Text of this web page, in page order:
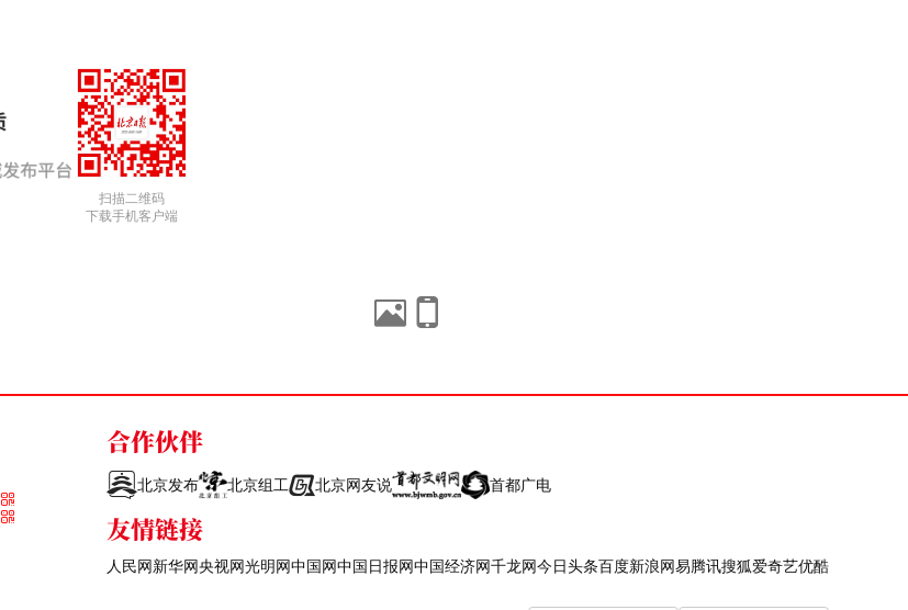
扫描二维码
下载手机客户端
合作伙伴
北京发布 北京组工 北京网友说 首都广电
友情链接
人民网新华网央视网光明网中国网中国日报网中国经济网千龙网今日头条百度新浪网易腾讯搜狐爱奇艺优酷